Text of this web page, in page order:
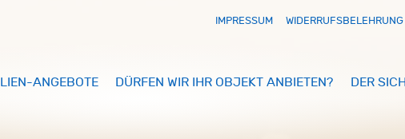
IMPRESSUM WIDERRUFSBELEHRUNG
ANGEBOTE DÜRFEN WIR IHR OBJEKT ANBIETEN? DER